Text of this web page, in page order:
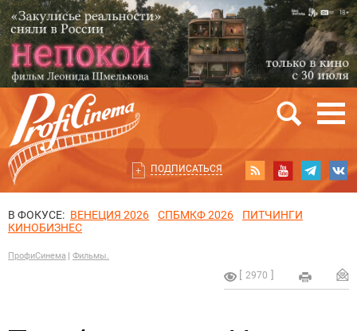
ПОДПИСАТЬСЯ
В ФОКУСЕ: ВЕНЕЦИЯ 2026 СПБМКФ 2026
ПИТЧИНГИ
КИНОБИЗНЕС
ПрофиСинема Фильмы.
2970